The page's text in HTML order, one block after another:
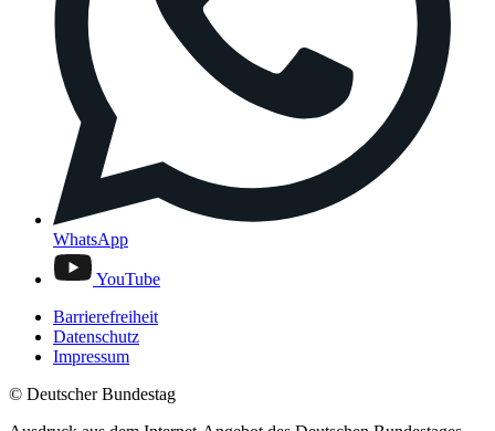
WhatsApp
YouTube
Barrierefreiheit
Datenschutz
Impressum
© Deutscher Bundestag